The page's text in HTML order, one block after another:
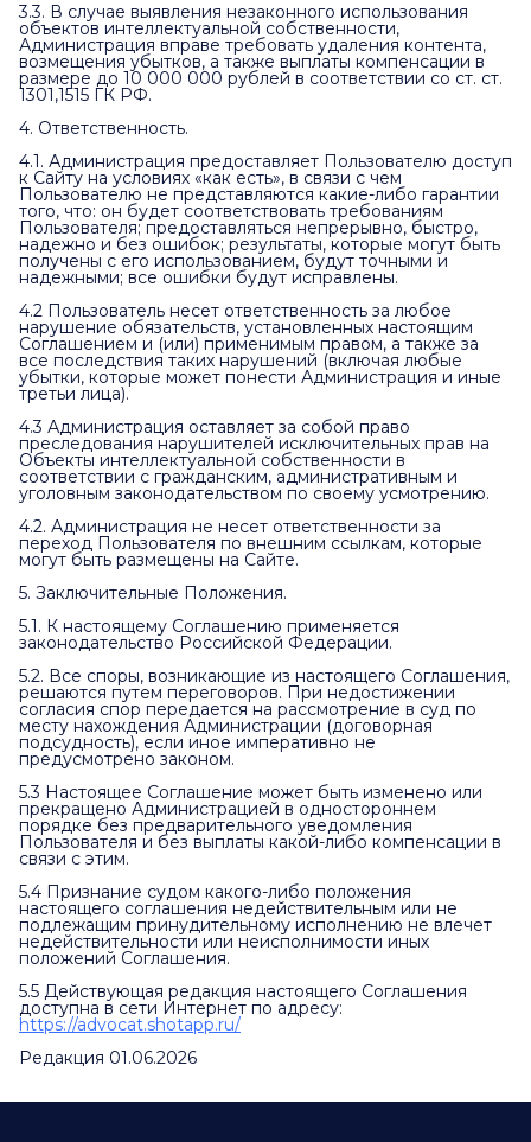
3.3. В случае выявления незаконного использования
объектов интеллектуальной собственности,
Администрация вправе требовать удаления контента,
возмещения убытков, а также выплаты компенсации в
размере до 10 000 000 рублей в соответствии со ст. ст.
1301,1515 ГК РФ.
4. Ответственность.
4.1. Администрация предоставляет Пользователю доступ
к Сайту на условиях «как есть», в связи с чем
Пользователю не представляются какие-либо гарантии
того, что: он будет соответствовать требованиям
Пользователя; предоставляться непрерывно, быстро,
надежно и без ошибок; результаты, которые могут быть
получены с его использованием, будут точными и
надежными; все ошибки будут исправлены.
4.2 Пользователь несет ответственность за любое
нарушение обязательств, установленных настоящим
Соглашением и (или) применимым правом, а также за
все последствия таких нарушений (включая любые
убытки, которые может понести Администрация и иные
третьи лица).
4.3 Администрация оставляет за собой право
преследования нарушителей исключительных прав на
Объекты интеллектуальной собственности в
соответствии с гражданским, административным и
уголовным законодательством по своему усмотрению.
4.2. Администрация не несет ответственности за
переход Пользователя по внешним ссылкам, которые
могут быть размещены на Сайте.
5. Заключительные Положения.
5.1. К настоящему Соглашению применяется
законодательство Российской Федерации.
5.2. Все споры, возникающие из настоящего Соглашения,
решаются путем переговоров. При недостижении
согласия спор передается на рассмотрение в суд по
месту нахождения Администрации (договорная
подсудность), если иное императивно не
предусмотрено законом.
5.3 Настоящее Соглашение может быть изменено или
прекращено Администрацией в одностороннем
порядке без предварительного уведомления
Пользователя и без выплаты какой-либо компенсации в
связи с этим.
5.4 Признание судом какого-либо положения
настоящего соглашения недействительным или не
подлежащим принудительному исполнению не влечет
недействительности или неисполнимости иных
положений Соглашения.
5.5 Действующая редакция настоящего Соглашения
доступна в сети Интернет по адресу:
https://advocat.shotapp.ru/
Редакция 01.06.2026